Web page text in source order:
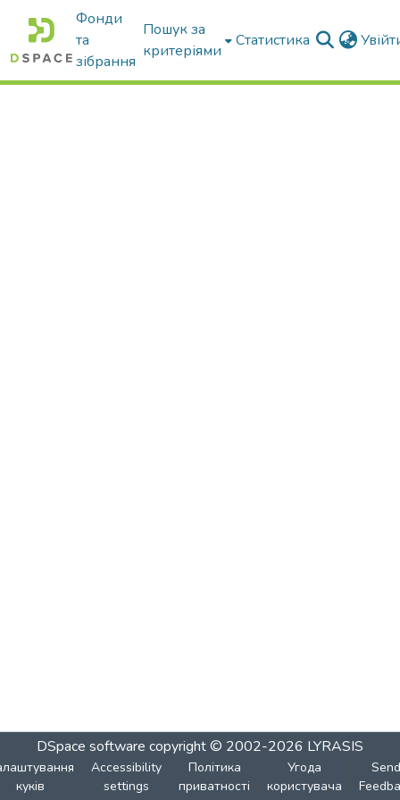
Фонди
та
зібрання
Пошук за
критеріями
Статистика
DSpace software copyright © 2002-2026 LYRASIS
куків
Accessibility
settings
Політика
приватності
Угода
користувача
Send